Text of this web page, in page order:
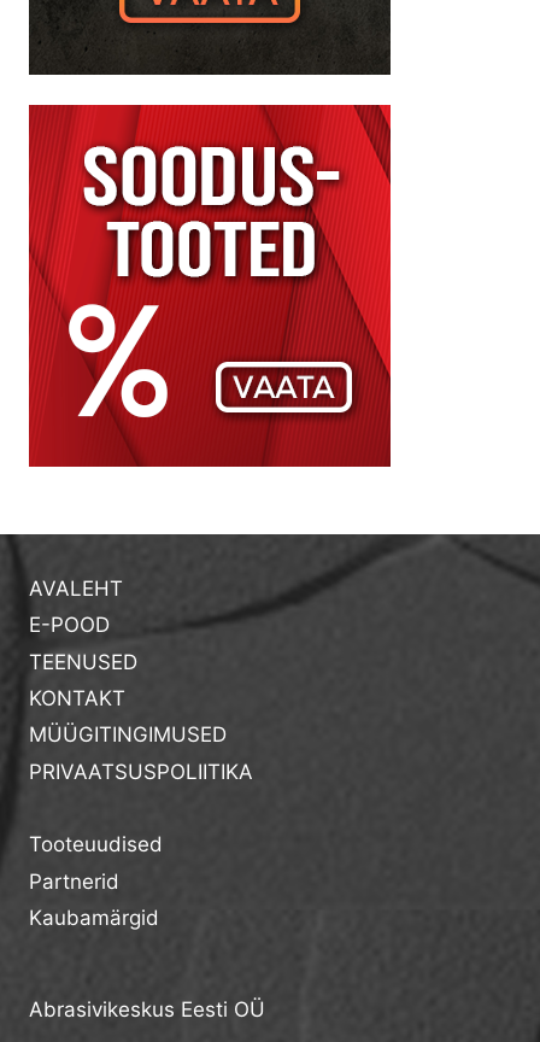
AVALEHT
E-POOD
TEENUSED
KONTAKT
MÜÜGITINGIMUSED
PRIVAATSUSPOLIITIKA
Tooteuudised
Partnerid
Kaubamärgid
Abrasivikeskus Eesti OÜ